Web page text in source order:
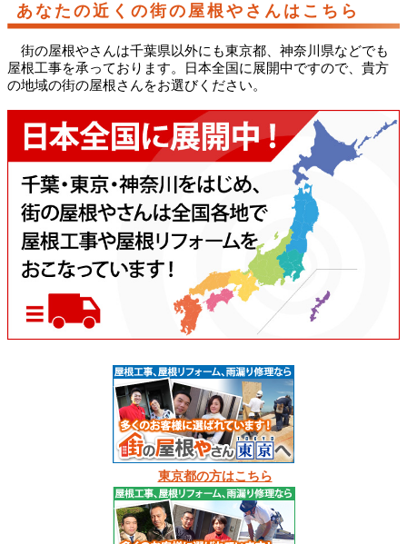
あなたの近くの街の屋根やさんはこちら
街の屋根やさんは千葉県以外にも東京都、神奈川県などでも
屋根工事を承っております。日本全国に展開中ですので、貴方
の地域の街の屋根さんをお選びください。
東京都の方はこちら